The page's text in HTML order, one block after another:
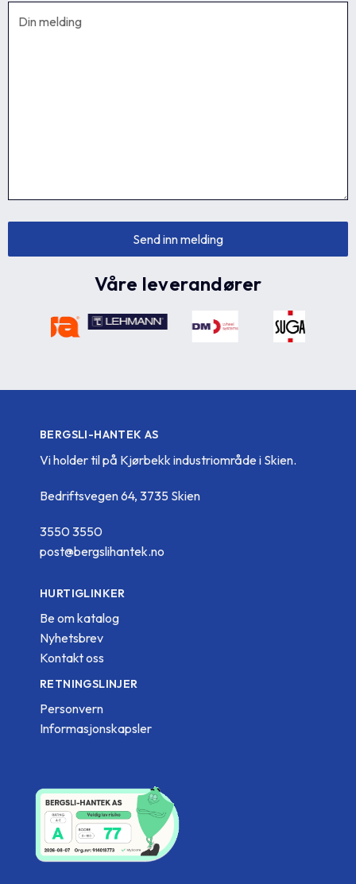
Våre leverandører
BERGSLI-HANTEK AS
Vi holder til på Kjørbekk industriområde i Skien.
Bedriftsvegen 64, 3735 Skien
3550 3550
post@bergslihantek.no
HURTIGLINKER
Be om katalog
Nyhetsbrev
Kontakt oss
RETNINGSLINJER
Personvern
Informasjonskapsler